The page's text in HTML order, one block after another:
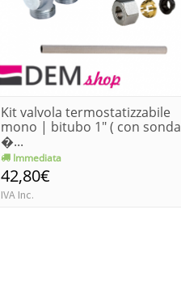
Kit valvola termostatizzabile
mono | bitubo 1" ( con sonda
�...
Immediata
42,80€
IVA Inc.